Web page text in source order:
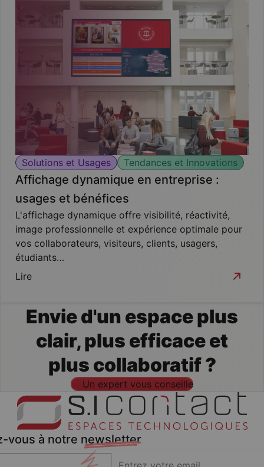
Solutions et Usages Tendances et Innovations
Affichage dynamique en entreprise :
usages et bénéfices
L'affichage dynamique offre visibilité, réactivité,
image professionnelle et expérience optimale pour
vos collaborateurs, visiteurs, clients, usagers,
étudiants…
Lire
Envie d'un espace plus
clair, plus efficace et
plus collaboratif ?
Un expert vous conseille
vous à notre newsletter